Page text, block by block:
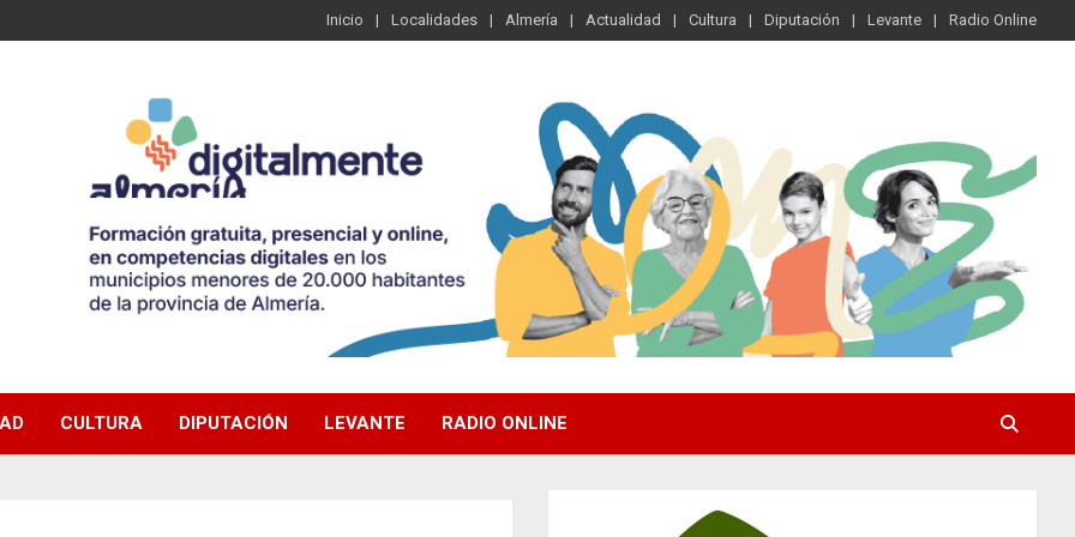
Inicio Localidades Almería Actualidad Cultura Diputación Levante Radio Online
CULTURA DIPUTACIÓN LEVANTE RADIO ONLINE